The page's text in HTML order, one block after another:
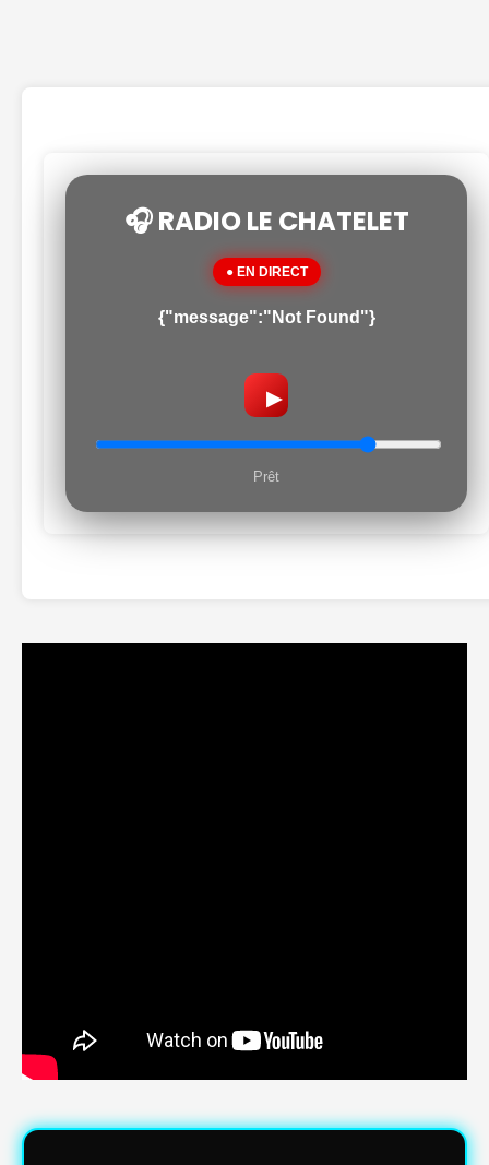
🎧 RADIO LE CHATELET
● EN DIRECT
{"message":"Not Found"}
▶
Prêt